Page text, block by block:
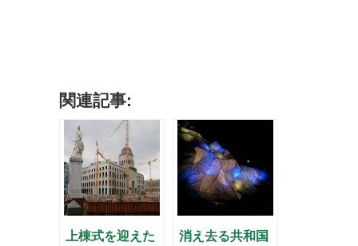
関連記事:
上棟式を迎えた 消え去る共和国